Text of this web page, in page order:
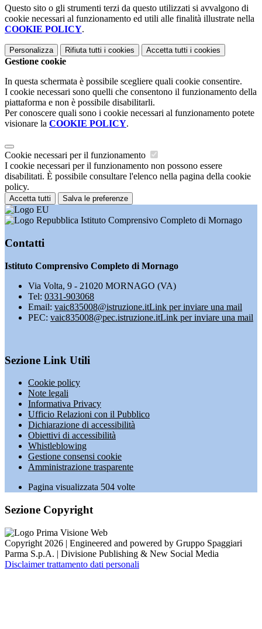
Questo sito o gli strumenti terzi da questo utilizzati si avvalgono di
cookie necessari al funzionamento ed utili alle finalità illustrate nella
COOKIE POLICY.
Personalizza Rifiuta tutti i cookies Accetta tutti i cookies
Gestione cookie
In questa schermata è possibile scegliere quali cookie consentire.
I cookie necessari sono quelli che consentono il funzionamento della
piattaforma e non è possibile disabilitarli.
Per conoscere quali sono i cookie necessari al funzionamento potete
visionare la COOKIE POLICY.
Cookie necessari per il funzionamento
I cookie necessari per il funzionamento non possono essere
disabilitati. È possibile consultare l'elenco nella pagina della cookie
policy.
Accetta tutti Salva le preferenze
Istituto Comprensivo Completo di Mornago
Contatti
Istituto Comprensivo Completo di Mornago
Via Volta, 9 - 21020 MORNAGO (VA)
Tel: 0331-903068
Email: vaic835008@istruzione.itLink per inviare una mail
PEC: vaic835008@pec.istruzione.itLink per inviare una mail
Sezione Link Utili
Cookie policy
Note legali
Informativa Privacy
Ufficio Relazioni con il Pubblico
Dichiarazione di accessibilità
Obiettivi di accessibilità
Whistleblowing
Gestione consensi cookie
Amministrazione trasparente
Pagina visualizzata 504 volte
Sezione Copyright
Copyright 2026 | Engineered and powered by Gruppo Spaggiari
Parma S.p.A. | Divisione Publishing & New Social Media
Disclaimer trattamento dati personali